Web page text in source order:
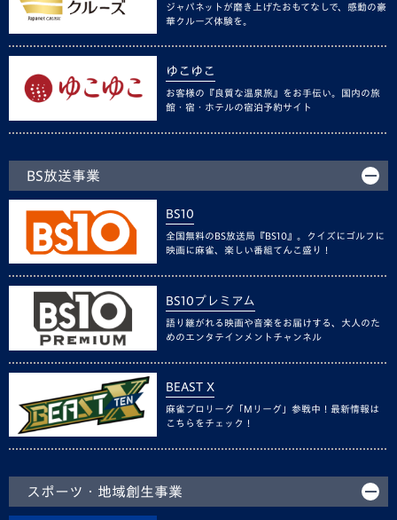
ジャパネットが磨き上げたおもてなしで、感動の豪
華クルーズ体験を。
ゆこゆこ
お客様の『良質な温泉旅』をお手伝い。国内の旅
館・宿・ホテルの宿泊予約サイト
BS放送事業
BS10
全国無料のBS放送局『BS10』。クイズにゴルフに
映画に麻雀、楽しい番組てんこ盛り！
BS10プレミアム
語り継がれる映画や音楽をお届けする、大人のた
めのエンタテインメントチャンネル
BEAST X
麻雀プロリーグ「Mリーグ」参戦中！最新情報は
こちらをチェック！
スポーツ・地域創生事業